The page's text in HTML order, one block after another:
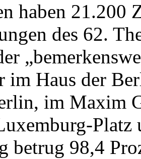
haben 21.200
des 62.
im Haus der
im Maxim
betrug 98,4